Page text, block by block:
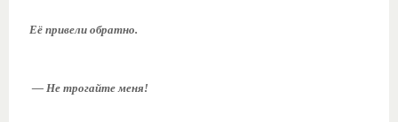
Её привели обратно.
— Не трогайте меня!